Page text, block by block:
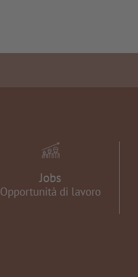
Jobs
Opportunità di lavoro